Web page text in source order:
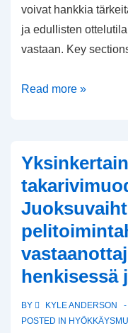
voivat hankkia
ja edullisten
vastaan. Key
Tiivis
Fyysinen
blokkaus,
Nopeat
heitot
hengen
jalkapallossa
Read more »
henkisessä
BY KYLE ANDERSON
POSTED IN